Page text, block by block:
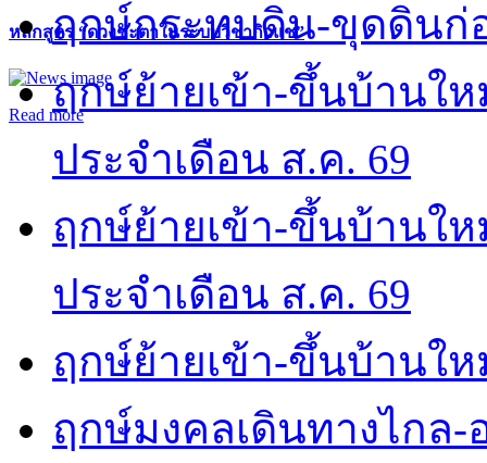
หลักสูตร “ดวงชะตาในระบบวิชากิวแช”
Read more
ฤกษ์กระทบดิน-ขุดดินก่
ฤกษ์ย้ายเข้า-ขึ้นบ้านใ
ประจำเดือน ส.ค. 69
ฤกษ์ย้ายเข้า-ขึ้นบ้านใ
ประจำเดือน ส.ค. 69
ฤกษ์ย้ายเข้า-ขึ้นบ้านให
ฤกษ์มงคลเดินทางไกล-